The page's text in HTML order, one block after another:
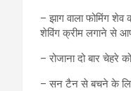
– झाग वाला फोमिंग शेव
शेविंग क्रीम लगाने से
– रोजाना दो बार
– सन टैन से बचने के